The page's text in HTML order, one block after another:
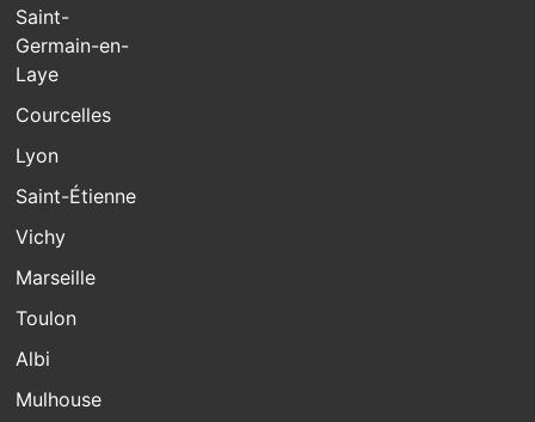
Saint-
Germain-en-
Laye
Courcelles
Lyon
Saint-Étienne
Vichy
Marseille
Toulon
Albi
Mulhouse